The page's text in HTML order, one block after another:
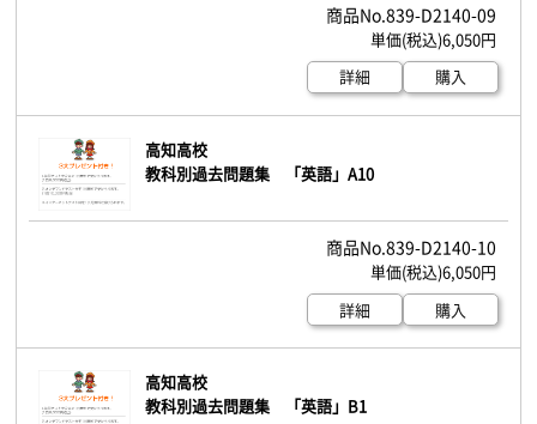
839-D2140-09
6,050円
詳細
購入
高知高校
教科別過去問題集 「英語」A10
839-D2140-10
6,050円
詳細
購入
高知高校
教科別過去問題集 「英語」B1